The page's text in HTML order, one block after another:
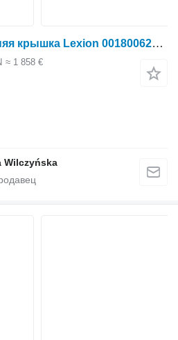
Облицовка Claas Задняя крышка Lexion 0018006205 для зерноуборочного комбайна Claas Lexion
≈ 1 858 €
Wilczyńska